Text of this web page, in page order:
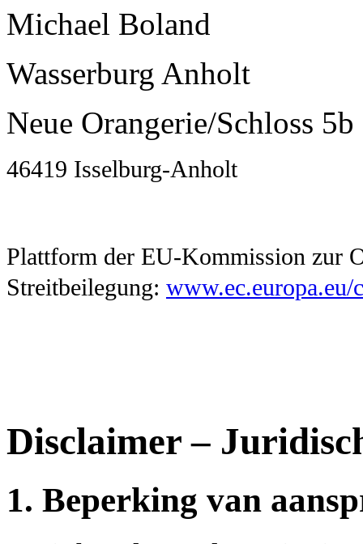
Michael Boland
Wasserburg Anholt
Neue Orangerie/Schloss 5b
46419 Isselburg-Anholt
Plattform der EU-Kommission zur
Streitbeilegung: www.ec.europa.eu/
Disclaimer –
1. Beperking van